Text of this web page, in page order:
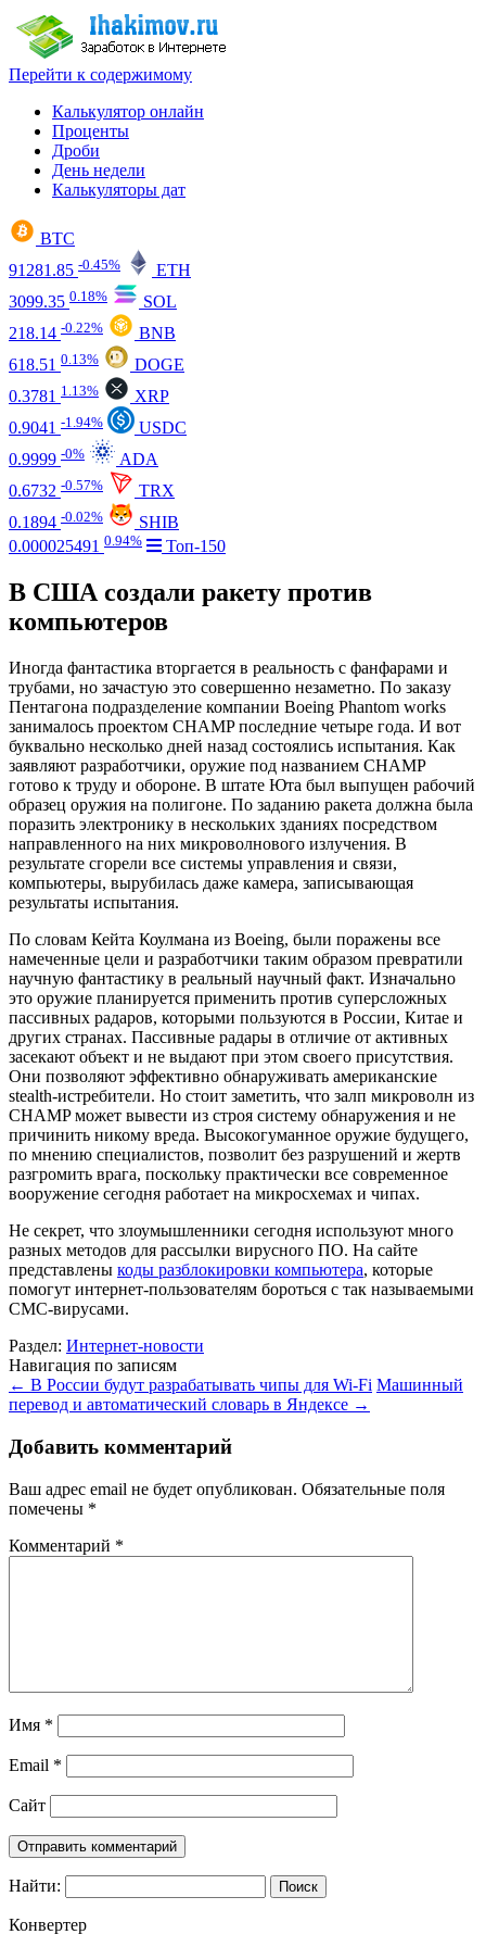
Перейти к содержимому
Калькулятор онлайн
Проценты
Дроби
День недели
Калькуляторы дат
BTC
91281.85 -0.45%
ETH
3099.35 0.18%
SOL
218.14 -0.22%
BNB
618.51 0.13%
DOGE
0.3781 1.13%
XRP
0.9041 -1.94%
USDC
0.9999 -0%
ADA
0.6732 -0.57%
TRX
0.1894 -0.02%
SHIB
0.000025491 0.94% Топ-150
В США создали ракету против
компьютеров
Иногда фантастика вторгается в реальность с фанфарами и
трубами, но зачастую это совершенно незаметно. По заказу
Пентагона подразделение компании Boeing Phantom works
занималось проектом CHAMP последние четыре года. И вот
буквально несколько дней назад состоялись испытания. Как
заявляют разработчики, оружие под названием CHAMP
готово к труду и обороне. В штате Юта был выпущен рабочий
образец оружия на полигоне. По заданию ракета должна была
поразить электронику в нескольких зданиях посредством
направленного на них микроволнового излучения. В
результате сгорели все системы управления и связи,
компьютеры, вырубилась даже камера, записывающая
результаты испытания.
По словам Кейта Коулмана из Boeing, были поражены все
намеченные цели и разработчики таким образом превратили
научную фантастику в реальный научный факт. Изначально
это оружие планируется применить против суперсложных
пассивных радаров, которыми пользуются в России, Китае и
других странах. Пассивные радары в отличие от активных
засекают объект и не выдают при этом своего присутствия.
Они позволяют эффективно обнаруживать американские
stealth-истребители. Но стоит заметить, что залп микроволн из
CHAMP может вывести из строя систему обнаружения и не
причинить никому вреда. Высокогуманное оружие будущего,
по мнению специалистов, позволит без разрушений и жертв
разгромить врага, поскольку практически все современное
вооружение сегодня работает на микросхемах и чипах.
Не секрет, что злоумышленники сегодня используют много
разных методов для рассылки вирусного ПО. На сайте
представлены коды разблокировки компьютера, которые
помогут интернет-пользователям бороться с так называемыми
СМС-вирусами.
Раздел: Интернет-новости
Навигация по записям
← В России будут разрабатывать чипы для Wi-Fi Машинный
перевод и автоматический словарь в Яндексе →
Добавить комментарий
Ваш адрес email не будет опубликован. Обязательные поля
помечены *
Комментарий *
Имя *
Email *
Сайт
Найти:
Конвертер